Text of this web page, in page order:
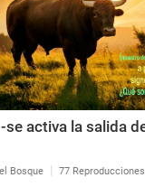
-se activa la salida
Bosque | 77 Reproducciones